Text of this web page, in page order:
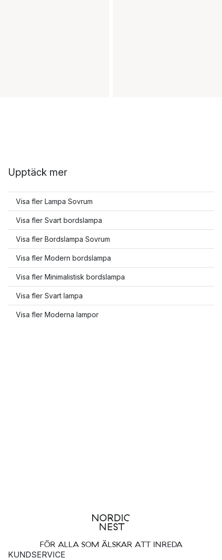
Upptäck mer
Visa fler Lampa Sovrum
Visa fler Svart bordslampa
Visa fler Bordslampa Sovrum
Visa fler Modern bordslampa
Visa fler Minimalistisk bordslampa
Visa fler Svart lampa
Visa fler Moderna lampor
FÖR ALLA SOM ÄLSKAR ATT INREDA
KUNDSERVICE